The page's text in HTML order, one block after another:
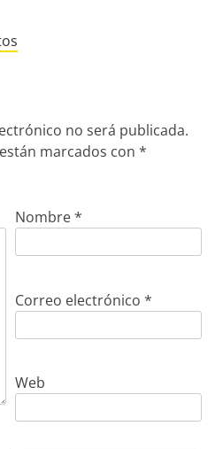
no será publicada.
marcados con *
Nombre*
Correo electrónico *
Web